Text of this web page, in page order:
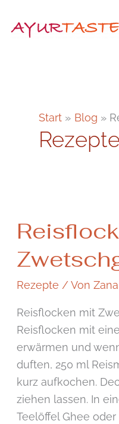
Inhalt
Start Blog
Rezepte
Rezepte / VonZana
Reisflocken mit
Reisflocken mit
erwärmen und
duften, 250 ml
kurz aufkochen.
ziehen lassen. In
Teelöffel Ghee
Reisflocken
mit
Zwetschgen